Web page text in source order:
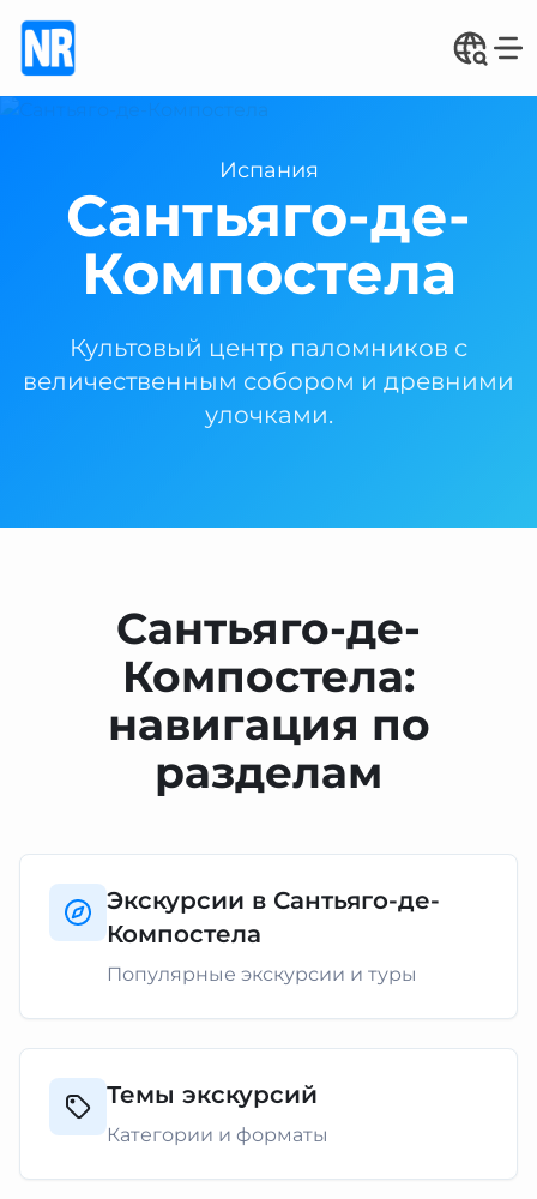
Испания
Сантьяго-де-
Компостела
Культовый центр паломников с
величественным собором и древними
улочками.
Сантьяго-де-
Компостела:
навигация по
разделам
Экскурсии в Сантьяго-де-
Компостела
Популярные экскурсии и туры
Темы экскурсий
Категории и форматы